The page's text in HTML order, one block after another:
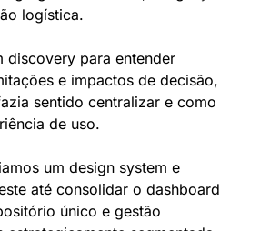
logística.
discovery para entender
e impactos de decisão,
sentido centralizar e como
de uso.
um design system e
até consolidar o dashboard
único e gestão